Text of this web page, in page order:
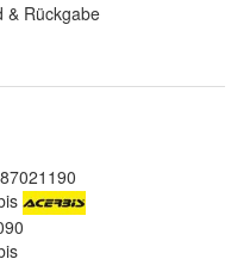
& Rückgabe